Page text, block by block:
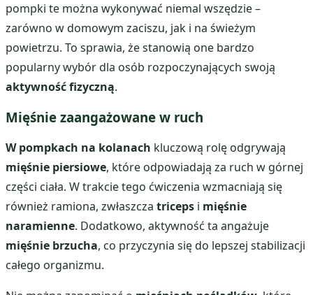
pompki te można wykonywać niemal wszędzie –
zarówno w domowym zaciszu, jak i na świeżym
powietrzu. To sprawia, że stanowią one bardzo
popularny wybór dla osób rozpoczynających swoją
aktywność fizyczną.
Mięśnie zaangażowane w ruch
W pompkach na kolanach kluczową rolę odgrywają
mięśnie piersiowe, które odpowiadają za ruch w górnej
części ciała. W trakcie tego ćwiczenia wzmacniają się
również ramiona, zwłaszcza triceps i mięśnie
naramienne. Dodatkowo, aktywność ta angażuje
mięśnie brzucha, co przyczynia się do lepszej stabilizacji
całego organizmu.